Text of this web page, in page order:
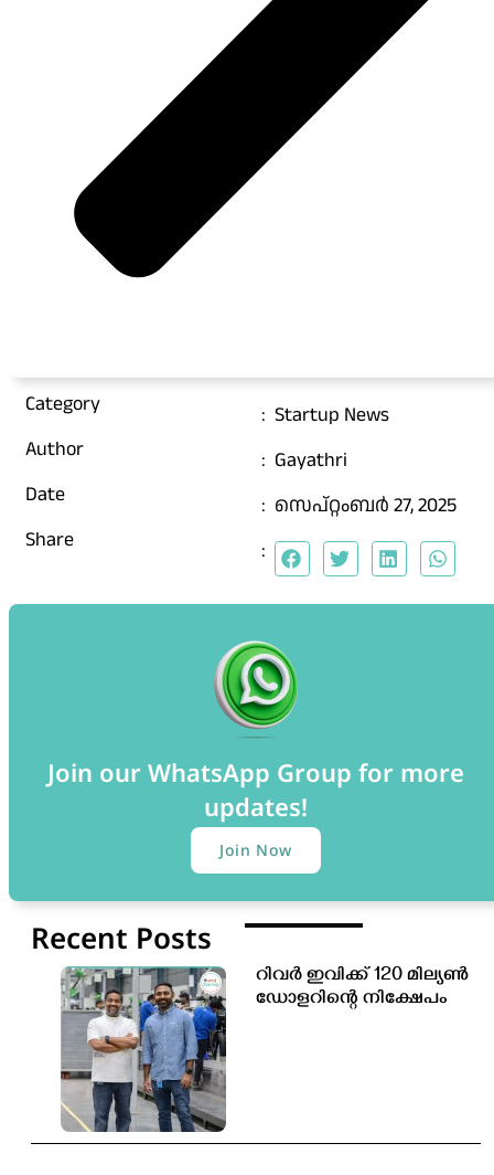
Category : Startup News
Author
: Gayathri
Date
: സെപ്റ്റംബർ 27, 2025
Share
:
Join our WhatsApp Group for more
updates!
Join Now
Recent Posts
റിവർ ഇവിക്ക് 120 മില്യൺ
ഡോളറിന്റെ നിക്ഷേപം